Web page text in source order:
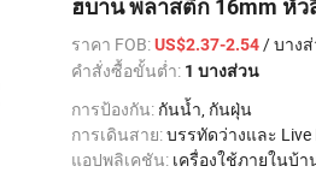
ฮบาน พลาสติก 16mm หั
ราคา FOB:US$2.37-2.54/ บาง
คำสั่งซื้อขั้นต่ำ: 1 บางส่วน
การป้องกัน: กันน้ำ, กันฝุ่น
การเดินสาย:บรรทัดว่างและ Live
แอปพลิเคชัน: เครื่องใช้ภายในบ้าน, อิเล็กทรอนิกส์, แสงสว่าง, อุตสา